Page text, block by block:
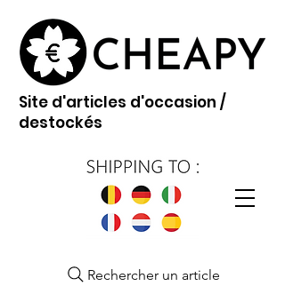
Site d'articles d'occasion /
destockés
Rechercher un article